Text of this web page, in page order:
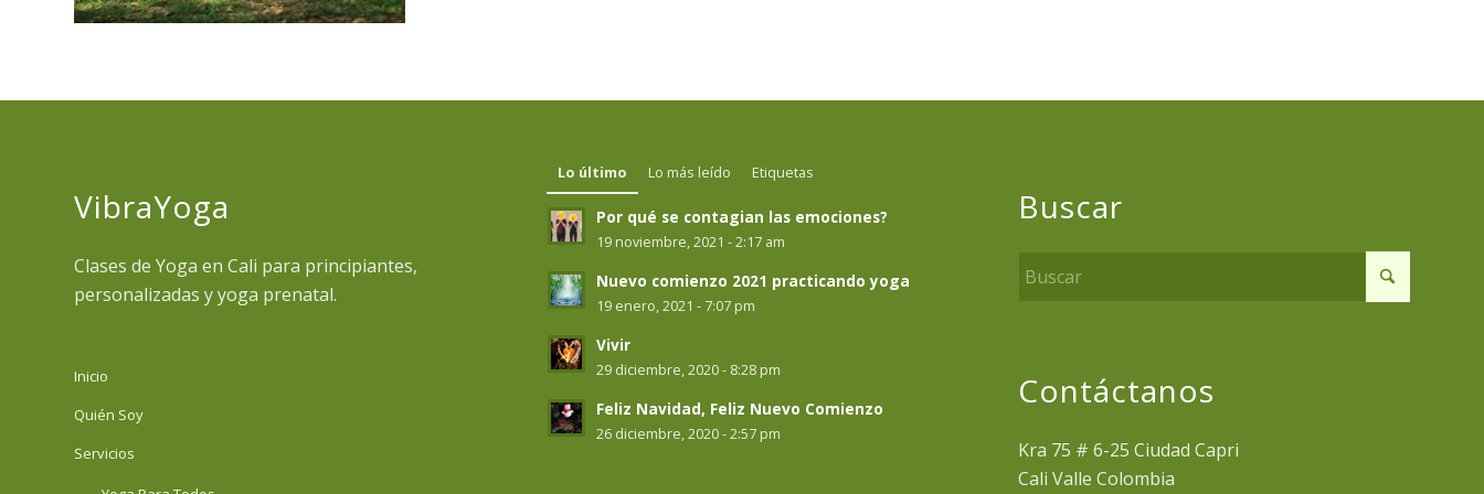
VibraYoga
Clases de Yoga en Cali para principiantes,
personalizadas y yoga prenatal.
Inicio
Quién Soy
Servicios
Lo último Lo más leído Etiquetas
Por qué se contagian las emociones?
19 noviembre, 2021 - 2:17 am
Nuevo comienzo 2021 practicando yoga
19 enero, 2021 - 7:07 pm
Vivir
29 diciembre, 2020 - 8:28 pm
Feliz Navidad, Feliz Nuevo Comienzo
26 diciembre, 2020 - 2:57 pm
Buscar
Contáctanos
Kra 75 # 6-25 Ciudad Capri
Cali Valle Colombia